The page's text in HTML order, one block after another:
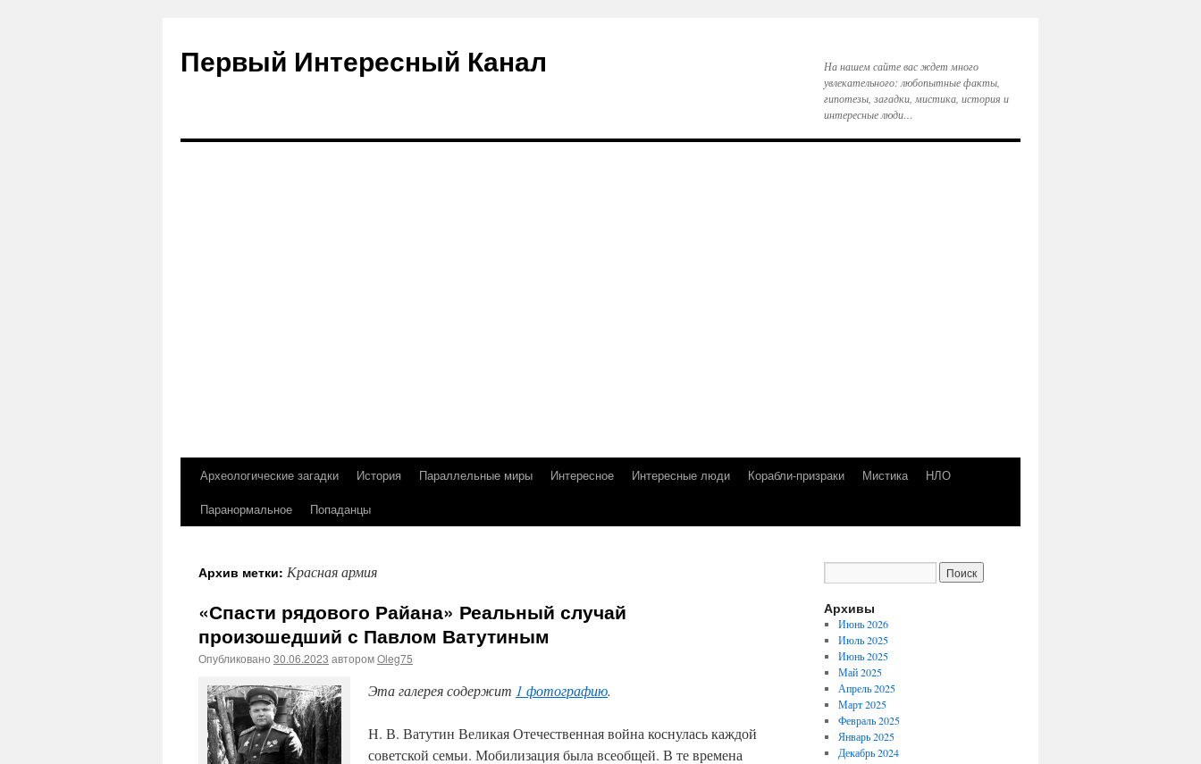
Первый Интересный Канал
На нашем сайте вас ждет много
увлекательного: любопытные факты,
гипотезы, загадки, мистика, история и
интересные люди…
Перейти
Археологические загадки История Параллельные миры Интересное Интересные люди Корабли-призраки Мистика
НЛО
Паранормальное
Попаданцы
Архив метки: Красная армия
«Спасти рядового Райана» Реальный случай
произошедший с Павлом Ватутиным
Опубликовано 30.06.2023 авторомOleg75
Эта галерея содержит 1 фотографию.
Н. В. Ватутин Великая Отечественная война коснулась каждой
советской семьи. Мобилизация была всеобщей. В те времена
Архивы
Июнь 2026
Июль 2025
Июнь 2025
Май 2025
Апрель 2025
Март 2025
Февраль 2025
Январь 2025
Декабрь 2024